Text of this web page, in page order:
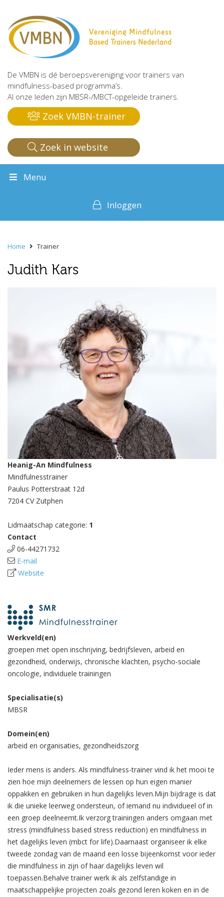
De VMBN is dé beroepsvereniging voor trainers van
mindfulness-based programma’s.
Al onze leden zijn MBSR-/MBCT-opgeleide trainers.
Zoek VMBN-trainer
Zoek in website
Menu
Inloggen
Home Trainer
Judith Kars
Heanig-An Mindfulness
Mindfulnesstrainer
Paulus Potterstraat 12d
7204 CV Zutphen
Lidmaatschap categorie: 1
Contact
06-44271732
E-mail
Website
Werkveld(en)
groepen met open inschrijving, bedrijfsleven, arbeid en
gezondheid, onderwijs, chronische klachten, psycho-sociale
oncologie, individuele trainingen
Specialisatie(s)
MBSR
Domein(en)
arbeid en organisaties, gezondheidszorg
Ieder mens is anders. Als mindfulness-trainer vind ik het mooi te
zien hoe mijn deelnemers de lessen op hun eigen manier
oppakken en gebruiken in hun dagelijks leven.Mijn bijdrage is dat
ik die unieke leerweg ondersteun, of iemand nu individueel of in
een groep deelneemt.Ik verzorg trainingen anders omgaan met
stress (mindfulness based stress reduction) en mindfulness in
het dagelijks leven (mbct for life).Daarnaast organiseer ik elke
tweede zondag van de maand een losse bijeenkomst voor ieder
die mindfulness in zijn of haar dagelijks leven wil
toepassen.Behalve trainer werk ik als zelfstandige in
maatschappelijke projecten zoals gezond leren koken en in de